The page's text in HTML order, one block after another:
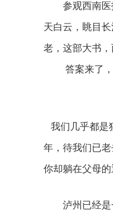
参观西南医投
天白云，眺目
老，这部大书
答案来了，未
我们几乎都是
年，待我们已
你却躺在父母的
泸州已经是一